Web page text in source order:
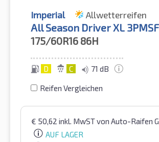
Imperial Allwetterreifen
All Season Driver XL 3PMSF
175/60R16 86H
D C 71 dB
Reifen Vergleichen
€ 50,62 inkl. MwSTvon Auto-Raifen
AUF LAGER